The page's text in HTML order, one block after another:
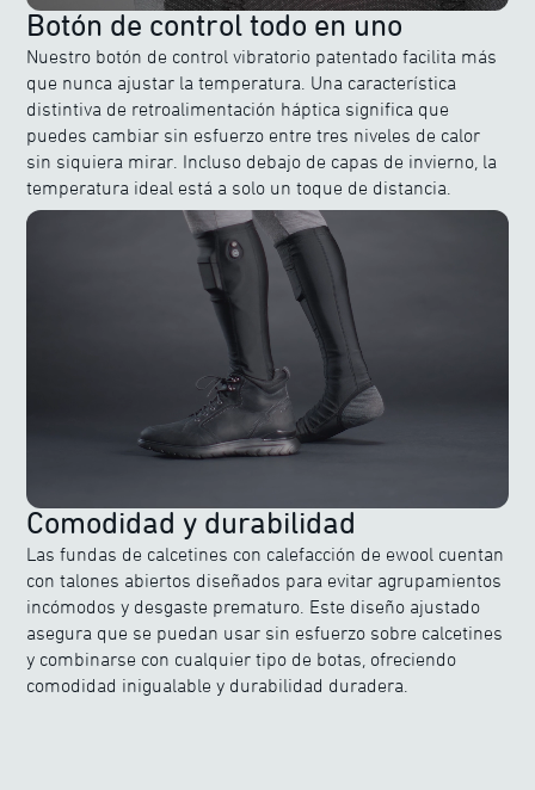
Botón de control todo en uno
Nuestro botón de control vibratorio patentado facilita más
que nunca ajustar la temperatura. Una característica
distintiva de retroalimentación háptica significa que
puedes cambiar sin esfuerzo entre tres niveles de calor
sin siquiera mirar. Incluso debajo de capas de invierno, la
temperatura ideal está a solo un toque de distancia.
Comodidad y durabilidad
Las fundas de calcetines con calefacción de ewool cuentan
con talones abiertos diseñados para evitar agrupamientos
incómodos y desgaste prematuro. Este diseño ajustado
asegura que se puedan usar sin esfuerzo sobre calcetines
y combinarse con cualquier tipo de botas, ofreciendo
comodidad inigualable y durabilidad duradera.